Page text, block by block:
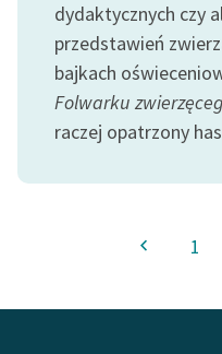
dydaktycznych czy
przedstawień
bajkach
Folwarku
raczej opatrzony
1